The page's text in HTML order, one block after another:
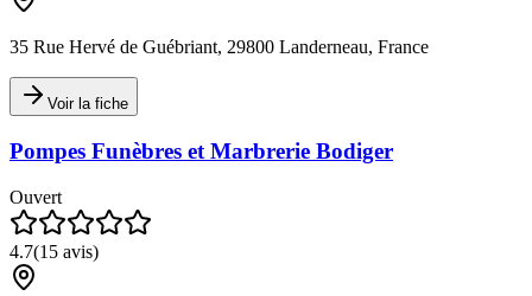
35 Rue Hervé de Guébriant, 29800 Landerneau, France
Voir la fiche
Pompes Funèbres et Marbrerie Bodiger
Ouvert
4.7(15 avis)